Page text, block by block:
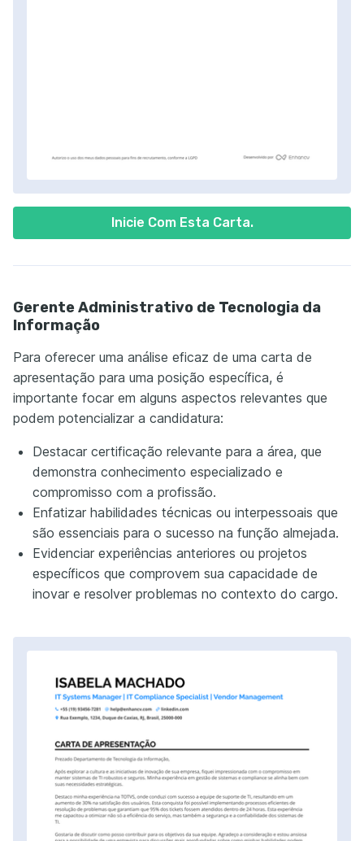
Inicie Com Esta Carta.
Gerente Administrativo de Tecnologia da
Informação
Para oferecer uma análise eficaz de uma carta de
apresentação para uma posição específica, é
importante focar em alguns aspectos relevantes que
podem potencializar a candidatura:
Destacar certificação relevante para a área, que
demonstra conhecimento especializado e
compromisso com a profissão.
Enfatizar habilidades técnicas ou interpessoais que
são essenciais para o sucesso na função almejada.
Evidenciar experiências anteriores ou projetos
específicos que comprovem sua capacidade de
inovar e resolver problemas no contexto do cargo.